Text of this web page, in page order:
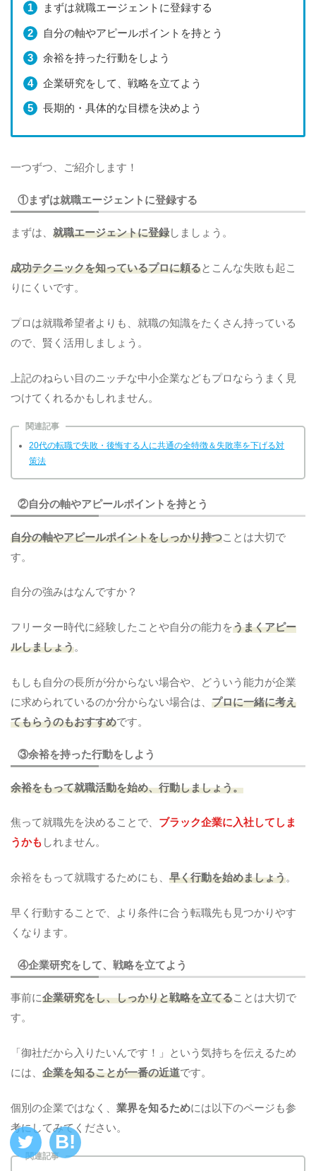
まずは就職エージェントに登録する
自分の軸やアピールポイントを持とう
余裕を持った行動をしよう
企業研究をして、戦略を立てよう
長期的・具体的な目標を決めよう
一つずつ、ご紹介します！
①まずは就職エージェントに登録する
まずは、 就職エージェントに登録しましょう。
成功テクニックを知っているプロに頼るとこんな失敗も起こ
りにくいです。
プロは就職希望者よりも、就職の知識をたくさん持っている
ので、賢く活用しましょう。
上記のねらい目のニッチな中小企業などもプロならうまく見
つけてくれるかもしれません。
関連記事
20代の転職で失敗・後悔する人に共通の全特徴＆失敗率を下げる対
策法
②自分の軸やアピールポイントを持とう
自分の軸やアピールポイントをしっかり持つことは大切で
す。
自分の強みはなんですか？
フリーター時代に経験したことや自分の能力をうまくアピー
ルしましょう。
もしも自分の長所が分からない場合や、どういう能力が企業
に求められているのか分からない場合は、 プロに一緒に考え
てもらうのもおすすめです。
③余裕を持った行動をしよう
余裕をもって就職活動を始め、行動しましょう。
焦って就職先を決めることで、 ブラック企業に入社してしま
うかも しれません。
余裕をもって就職するためにも、 早く行動を始めましょう。
早く行動することで、より条件に合う転職先も見つかりやす
くなります。
④企業研究をして、戦略を立てよう
事前に企業研究をし、しっかりと戦略を立てることは大切で
す。
「御社だから入りたいんです！」という気持ちを伝えるため
には、 企業を知ることが一番の近道です。
個別の企業ではなく、 業界を知るためには以下のページも参
考にしてみてください。
関連記事